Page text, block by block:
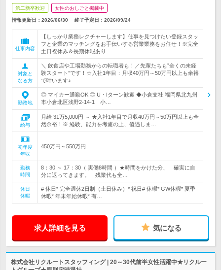
第二新卒歓迎 女性のおしごと掲載中
情報更新日：2026/06/30 終了予定日： 2026/09/24
仕事内容
【しっかり業務レクチャーします】仕事を見つけたい登録スタッ
フと企業のマッチングをお手伝いする営業業務をお任せ！※完全
土日祝休み＆長期休暇あり
対象と
なる方
＼ 飲食店や工場勤務からの転職者も！／先輩たちも”全くの未経
験スタート”です！☆入社1年目：月収40万円～50万円以上も余裕
で叶います♪
勤務地
◎ マイカー通勤OK ◎ U・Iターン歓迎 ◆小倉支社 福岡県北九州
市小倉北区浅野2-14-1 小…
給与
月給 31万5,000円 ～ ★入社1年目で月収40万円～50万円以上も全
然余裕！※ 経験、能力を考慮の上、優遇しま…
初年度
年収
450万円～550万円
勤務
時間
8：30 ～ 17：30（ 実働8時間 ）★時間をかけた分、 確実に自
分に返ってきます。 残業代も全…
休日
休暇
# 休日* 完全週休2日制（土日休み）* 祝日# 休暇* GW休暇* 夏季
休暇* 年末年始休暇* 有…
求人詳細を見る 気になる
株式会社リクルートスタッフィング | 20～30代前半女性活躍中★リクルー